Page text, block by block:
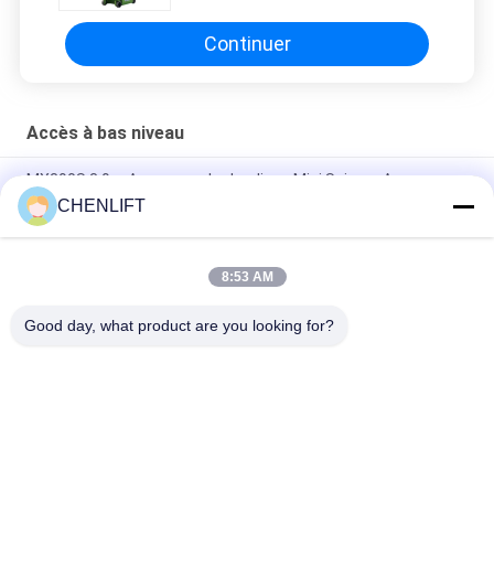
Continuer
Accès à bas niveau
MX390S 3.9m Ascenseur hydraulique Mini Scissor Ascenseur
Plateforme pour le travail aérien
Mini élévateur à ciseaux mobile de 3 mètres de hauteur
Plateforme de travail aérienne à mât unique, poussée
CHENLIFT
8:53 AM
Good day, what product are you looking for?